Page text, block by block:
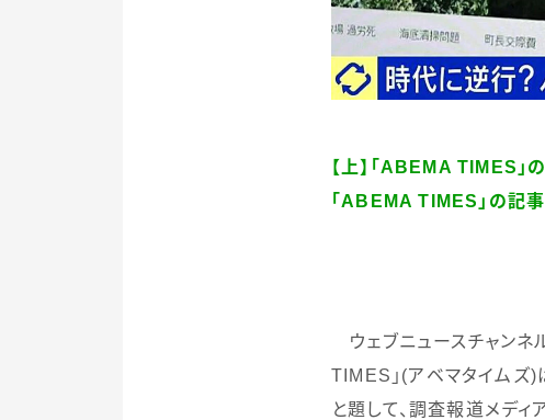
【上】 「ABEMA TIMES」
「ABEMA TIMES」の記
ウェブニュースチャンネル
TIMES 」 (アベマタイムズ)
と題して、調査報道メディ